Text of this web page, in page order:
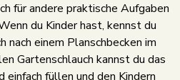
für andere praktische Aufgaben
du Kinder hast, kennst du
nach einem Planschbecken im
Gartenschlauch kannst du das
einfach füllen und den Kindern